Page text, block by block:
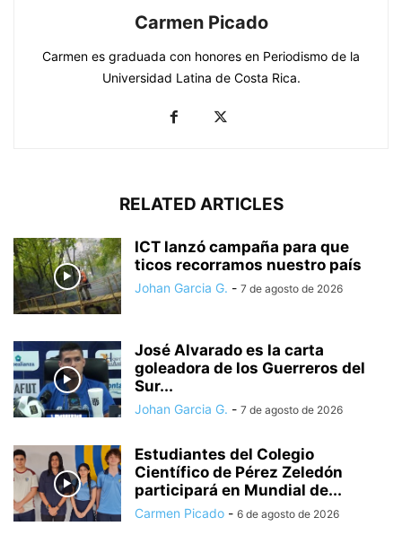
Carmen Picado
Carmen es graduada con honores en Periodismo de la
Universidad Latina de Costa Rica.
RELATED ARTICLES
ICT lanzó campaña para que
ticos recorramos nuestro país
Johan Garcia G. - 7 de agosto de 2026
José Alvarado es la carta
goleadora de los Guerreros del
Sur...
Johan Garcia G. - 7 de agosto de 2026
Estudiantes del Colegio
Científico de Pérez Zeledón
participará en Mundial de...
Carmen Picado - 6 de agosto de 2026